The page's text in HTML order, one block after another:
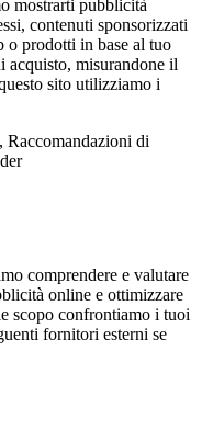
mostrarti pubblicità
contenuti sponsorizzati
o prodotti in base al tuo
acquisto, misurandone il
sito utilizziamo i
di
comprendere e valutare
online e ottimizzare
scopo confrontiamo i tuoi
fornitori esterni se